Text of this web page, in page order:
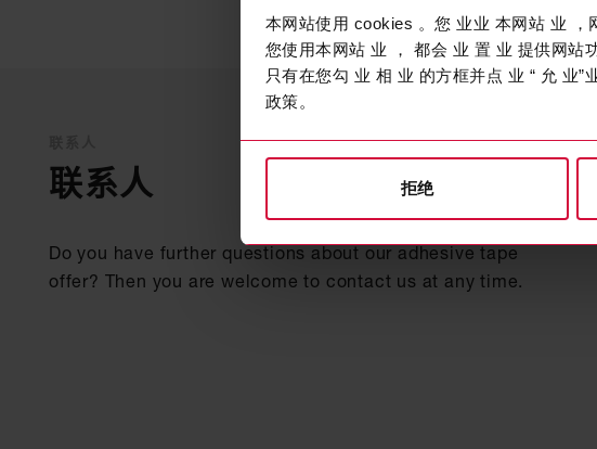
本网站使用 cookies 。您 业业 本网站 业
您使用本网站 业 ， 都会 业 置 业 提供网站
只有在您勾 业 相 业 的方框并点 业 “ 允 业
政策。
拒绝
联系人
Do you have further questions about our adhesive tape
offer? Then you are welcome to contact us at any time.